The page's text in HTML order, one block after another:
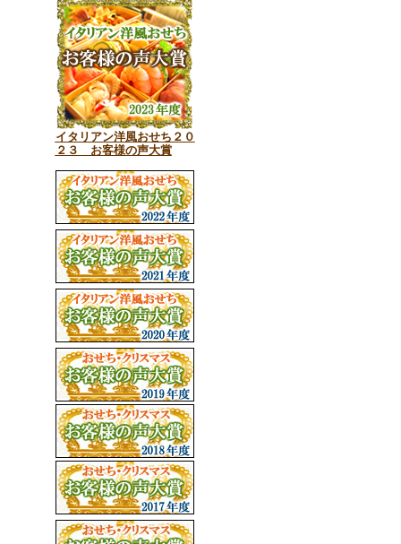
イタリアン洋風おせち２０
２３ お客様の声大賞